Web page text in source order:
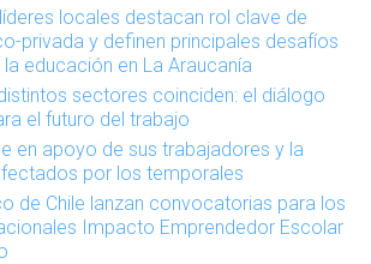
locales destacan rol clave de
privada y definen principales desafíos
educación en La Araucanía
sectores coinciden: el diálogo
el futuro del trabajo
en apoyo de sus trabajadores y la
por los temporales
de Chile lanzan convocatorias para los
Impacto Emprendedor Escolar